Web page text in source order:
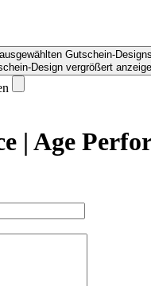
Design vergrößert
| Age